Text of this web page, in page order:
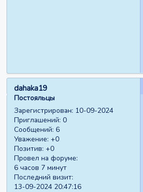
dahaka19
Постояльцы
Зарегистрирован: 10-09-2024
Приглашений: 0
Сообщений: 6
Уважение: +0
Позитив: +0
Провел на форуме:
6 часов 7 минут
Последний визит:
13-09-2024 20:47:16